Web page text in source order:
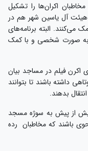
اکران‌ها را تشکیل
آل یاسین شهر هم در
می‌کنند. البته برنامه‌های
به صورت شخصی و با کمک
اکرن فیلم در مساجد بیان
داشته باشند تا بتوانند
بدهند.
از پیش به سوژه مسجد
باشند که مخاطبان رده